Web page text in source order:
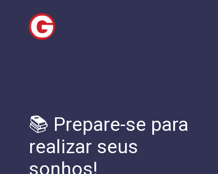
📚 Prepare-se para
realizar seus
sonhos!